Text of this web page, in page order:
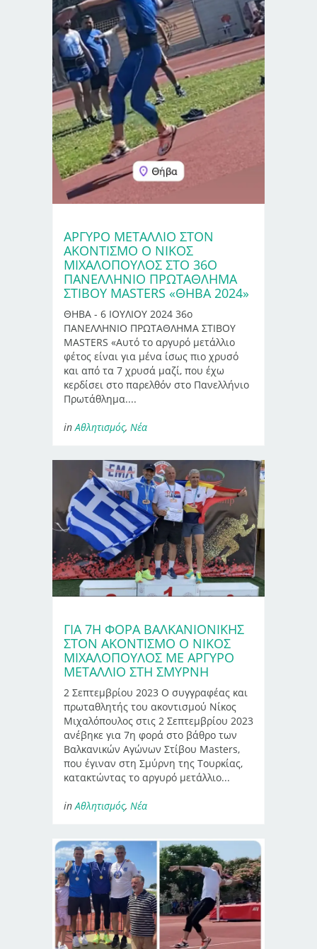
ΑΡΓΥΡΌ ΜΕΤΆΛΛΙΟ ΣΤΟΝ
ΑΚΟΝΤΙΣΜΌ Ο ΝΊΚΟΣ
ΜΙΧΑΛΌΠΟΥΛΟΣ ΣΤΟ 36Ο
ΠΑΝΕΛΛΉΝΙΟ ΠΡΩΤΆΘΛΗΜΑ
ΣΤΊΒΟΥ MASTERS «ΘΗΒΑ 2024»
ΘΗΒΑ - 6 ΙΟΥΛΙΟΥ 2024 36ο
ΠΑΝΕΛΛΗΝΙΟ ΠΡΩΤΑΘΛΗΜΑ ΣΤΙΒΟΥ
MASTERS «Αυτό το αργυρό μετάλλιο
φέτος είναι για μένα ίσως πιο χρυσό
και από τα 7 χρυσά μαζί, που έχω
κερδίσει στο παρελθόν στο Πανελλήνιο
Πρωτάθλημα....
inΑθλητισμός, Νέα
ΓΙΑ 7Η ΦΟΡΆ ΒΑΛΚΑΝΙΟΝΊΚΗΣ
ΣΤΟΝ ΑΚΟΝΤΙΣΜΌ Ο ΝΊΚΟΣ
ΜΙΧΑΛΌΠΟΥΛΟΣ ΜΕ ΑΡΓΥΡΌ
ΜΕΤΆΛΛΙΟ ΣΤΗ ΣΜΎΡΝΗ
2 Σεπτεμβρίου 2023 Ο συγγραφέας και
πρωταθλητής του ακοντισμού Νίκος
Μιχαλόπουλος στις 2 Σεπτεμβρίου 2023
ανέβηκε για 7η φορά στο βάθρο των
Βαλκανικών Αγώνων Στίβου Masters,
που έγιναν στη Σμύρνη της Τουρκίας,
κατακτώντας το αργυρό μετάλλιο...
inΑθλητισμός, Νέα